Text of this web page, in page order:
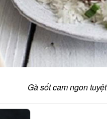
Chè Bưởi
Mỗi Ngày
Thực Việt Nam
Hướng Nghề Nghiệp
Hợp
Gà sốt cam ngon tuyệt